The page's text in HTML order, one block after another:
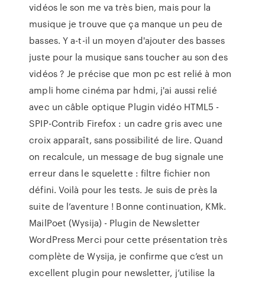
vidéos le son me va très bien, mais pour la
musique je trouve que ça manque un peu de
basses. Y a-t-il un moyen d'ajouter des basses
juste pour la musique sans toucher au son des
vidéos ? Je précise que mon pc est relié à mon
ampli home cinéma par hdmi, j'ai aussi relié
avec un câble optique Plugin vidéo HTML5 -
SPIP-Contrib Firefox : un cadre gris avec une
croix apparaît, sans possibilité de lire. Quand
on recalcule, un message de bug signale une
erreur dans le squelette : filtre fichier non
défini. Voilà pour les tests. Je suis de près la
suite de l’aventure ! Bonne continuation, KMk.
MailPoet (Wysija) - Plugin de Newsletter
WordPress Merci pour cette présentation très
complète de Wysija, je confirme que c’est un
excellent plugin pour newsletter, j’utilise la